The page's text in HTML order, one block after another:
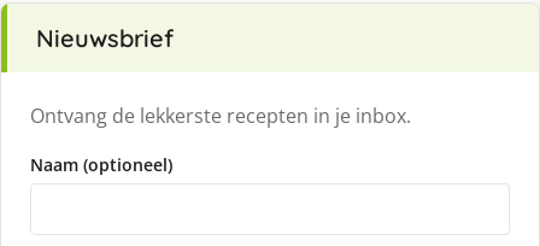
Nieuwsbrief
Ontvang de lekkerste recepten in je inbox.
Naam (optioneel)